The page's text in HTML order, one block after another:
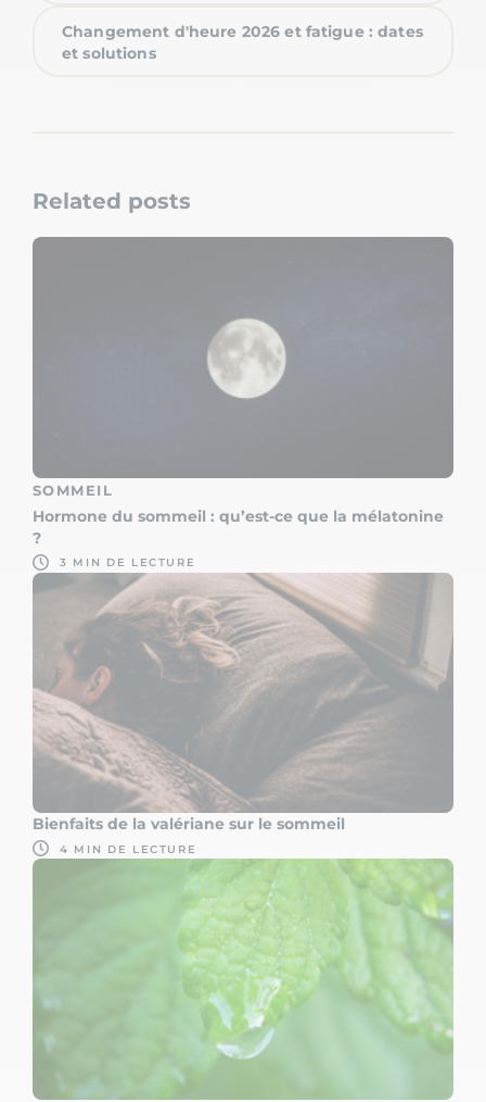
Changement d'heure 2026 et fatigue : dates
et solutions
Related posts
SOMMEIL
Hormone du sommeil : qu’est-ce que la mélatonine
?
3 MIN DE LECTURE
Bienfaits de la valériane sur le sommeil
4 MIN DE LECTURE